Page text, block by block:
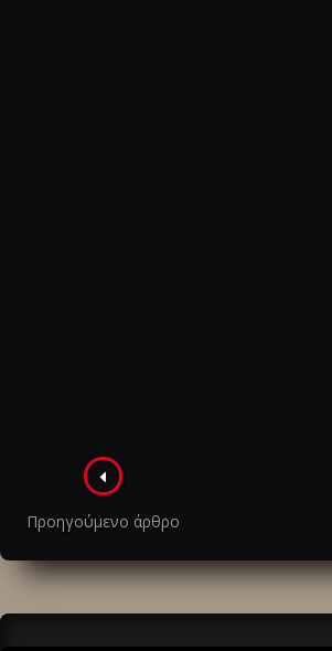
Πλοήγηση
στα
άρθρα
Προηγούμενο άρθρο